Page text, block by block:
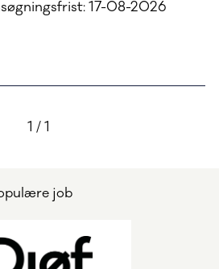
17-08-2026
1 / 1
job